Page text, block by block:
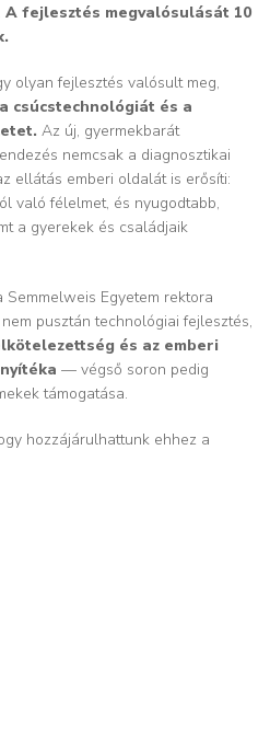
A fejlesztés megvalósulását 10
olyan fejlesztés valósult meg,
csúcstechnológiát és a
Az új, gyermekbarát
nemcsak a diagnosztikai
ellátás emberi oldalát is erősíti:
való félelmet, és nyugodtabb,
a gyerekek és családjaik
Egyetem rektora
pusztán technológiai fejlesztés,
és az emberi
— végső soron pedig
támogatása.
hozzájárulhattunk ehhez a